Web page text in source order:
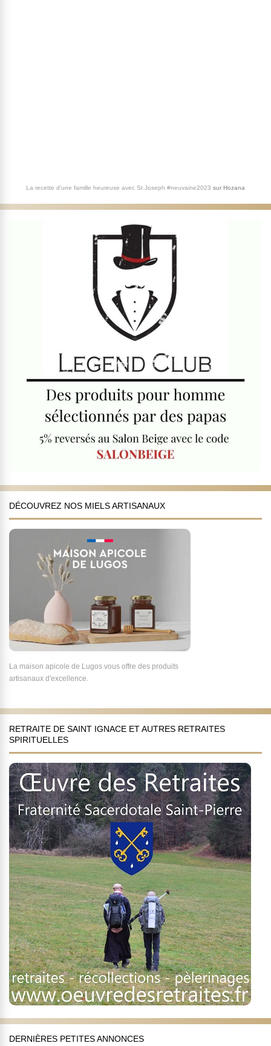
La recette d'une famille heureuse avec St Joseph #neuvaine2023 sur Hozana
DÉCOUVREZ NOS MIELS ARTISANAUX
La maison apicole de Lugos vous offre des produits
artisanaux d'excellence.
RETRAITE DE SAINT IGNACE ET AUTRES RETRAITES
SPIRITUELLES
DERNIÈRES PETITES ANNONCES